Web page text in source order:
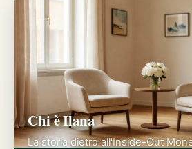
Chi è Ilana
La storia dietro all'Inside-Out